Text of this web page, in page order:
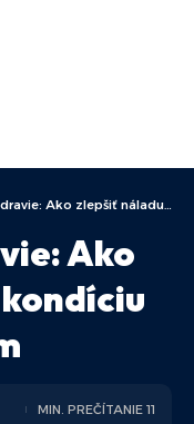
zlepšiť náladu a kondíciu denným pohybom
Ako
MIN. PREČÍTANIE 11